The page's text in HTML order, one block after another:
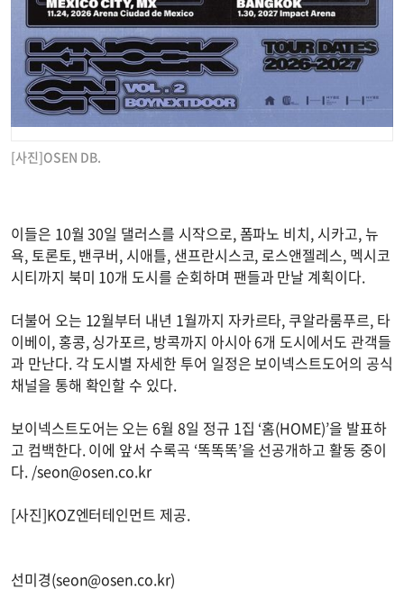
[사진]OSEN DB.
이들은 10월 30일 댈러스를 시작으로, 폼파노 비치, 시카고, 뉴
욕, 토론토, 밴쿠버, 시애틀, 샌프란시스코, 로스앤젤레스, 멕시코
시티까지 북미 10개 도시를 순회하며 팬들과 만날 계획이다.
더불어 오는 12월부터 내년 1월까지 자카르타, 쿠알라룸푸르, 타
이베이, 홍콩, 싱가포르, 방콕까지 아시아 6개 도시에서도 관객들
과 만난다. 각 도시별 자세한 투어 일정은 보이넥스트도어의 공식
채널을 통해 확인할 수 있다.
보이넥스트도어는 오는 6월 8일 정규 1집 ‘홈(HOME)’을 발표하
고 컴백한다. 이에 앞서 수록곡 ‘똑똑똑’을 선공개하고 활동 중이
다. /seon@osen.co.kr
[사진]KOZ엔터테인먼트 제공.
선미경(seon@osen.co.kr)